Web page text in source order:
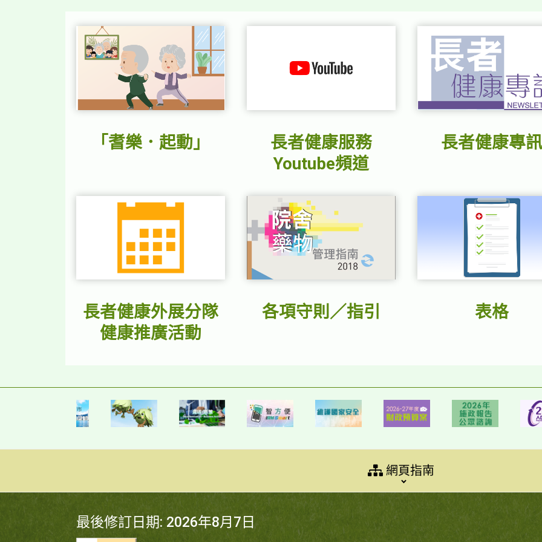
2023年12月13日
因應服務調整，由2023年12月18日
（星期一）起，長者健康中心只會於
每周指定日子，提供診症服務（只限
閱「重要消息」。
「耆樂．起動」
長者健康服務
Youtube頻道
長者健康專訊
長者健康外展分隊
健康推廣活動
各項守則／指引 表格
網頁指南
最後修訂日期: 2026年8月7日